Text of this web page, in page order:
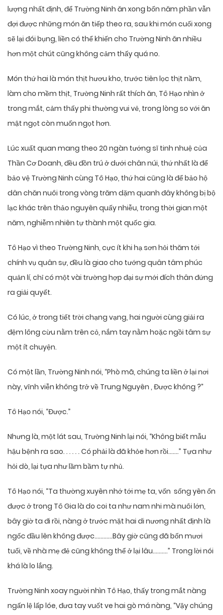
lượng nhất định, để Trường Ninh ăn xong bốn năm phần vẫn
đợi được những món ăn tiếp theo ra, sau khi món cuối xong
sẽ lại đói bụng, liền có thể khiến cho Trường Ninh ăn nhiều
hơn một chút cũng không cảm thấy quá no.
Món thứ hai là món thịt hươu kho, trước tiên lọc thịt nầm,
làm cho mềm thịt, Trường Ninh rất thích ăn, Tô Hạo nhìn ở
trong mắt, cảm thấy phi thường vui vẻ, trong lòng so với ăn
mật ngọt còn muốn ngọt hơn.
Lúc xuất quan mang theo 20 ngàn tướng sĩ tinh nhuệ của
Thần Cơ Doanh, đều đồn trú ở dưới chân núi, thứ nhất là để
bảo vệ Trường Ninh cùng Tô Hạo, thứ hai cũng là để bảo hộ
dân chăn nuôi trong vòng trăm dặm quanh đây không bị bộ
lạc khác trên thảo nguyên quấy nhiễu, trong thời gian một
năm, nghiễm nhiên tự thành một quốc gia.
Tô Hạo vì theo Trường Ninh, cực ít khi hạ sơn hỏi thăm tới
chính vụ quân sự, đều là giao cho tướng quân tâm phúc
quản lí, chỉ có một vài trường hợp đại sự mới đích thân đứng
ra giải quyết.
Có lúc, ở trong tiết trời chạng vạng, hai người cùng giải ra
đệm lông cừu nằm trên cỏ, nắm tay nằm hoặc ngồi tâm sự
một ít chuyện.
Có một lần, Trường Ninh nói, “Phò mã, chúng ta liền ở lại nơi
này, vĩnh viễn không trở về Trung Nguyên , Được không ?”
Tô Hạo nói, “Được.”
Nhưng là, một lát sau, Trường Ninh lại nói, “Không biết mẫu
hậu bệnh ra sao. . . . . . Có phải là đã khỏe hơn rồi…….” Tựa như
hỏi dò, lại tựa như lầm bầm tự nhủ.
Tô Hạo nói, “Ta thường xuyên nhớ tới mẹ ta, vốn sống yên ổn
được ở trong Tô Gia là do coi ta như nam nhi mà nuôi lớn,
bây giờ ta đi rồi, nàng ở trước mặt hai di nương nhất định là
ngốc đầu lên không được…………Bây giờ cũng đã bốn mươi
tuổi, về nhà mẹ đẻ cũng không thể ở lại lâu……….” Trong lời nói
khá là lo lắng.
Trường Ninh xoay người nhìn Tô Hạo, thấy trong mắt nàng
ngấn lệ lấp lóe, đưa tay vuốt ve hai gò má nàng, “Vậy chúng